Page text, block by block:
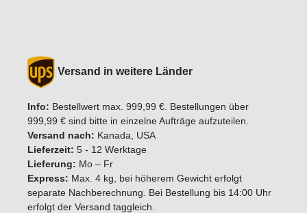
Versand in weitere Länder
Info: Bestellwert max. 999,99 €. Bestellungen über
999,99 € sind bitte in einzelne Aufträge aufzuteilen.
Versand nach: Kanada, USA
Lieferzeit: 5 - 12 Werktage
Lieferung: Mo – Fr
Express: Max. 4 kg, bei höherem Gewicht erfolgt
separate Nachberechnung. Bei Bestellung bis 14:00 Uhr
erfolgt der Versand taggleich.